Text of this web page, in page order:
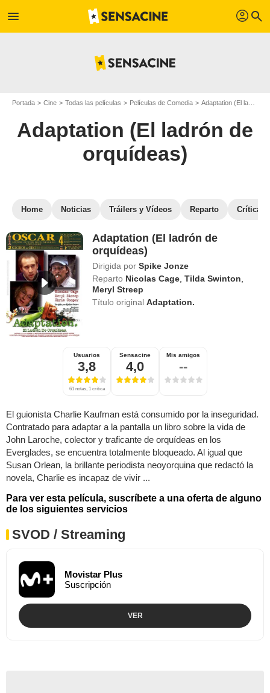
menu profil search
Portada Cine Todas las películas Películas de Comedia Adaptation (El ladrón de orquídeas)
Adaptation (El ladrón de
orquídeas)
Home Noticias Tráilers y Vídeos Reparto Críticas
Adaptation (El ladrón de
orquídeas)
Dirigida por Spike Jonze
Reparto Nicolas Cage ,Tilda Swinton
Meryl Streep
Título originalAdaptation.
Usuarios
3,8
61 notas, 1 crítica
Sensacine
4,0
Mis amigos
--
El guionista Charlie Kaufman está consumido por la inseguridad.
Contratado para adaptar a la pantalla un libro sobre la vida de
John Laroche, colector y traficante de orquídeas en los
Everglades, se encuentra totalmente bloqueado. Al igual que
Susan Orlean, la brillante periodista neoyorquina que redactó la
novela, Charlie es incapaz de vivir ...
Para ver esta película, suscríbete a una oferta de alguno
de los siguientes servicios
SVOD / Streaming
Movistar Plus
Suscripción
VER